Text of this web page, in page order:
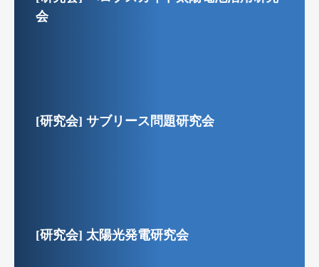
会
[研究会] サブリース問題研究会
[研究会] 太陽光発電研究会